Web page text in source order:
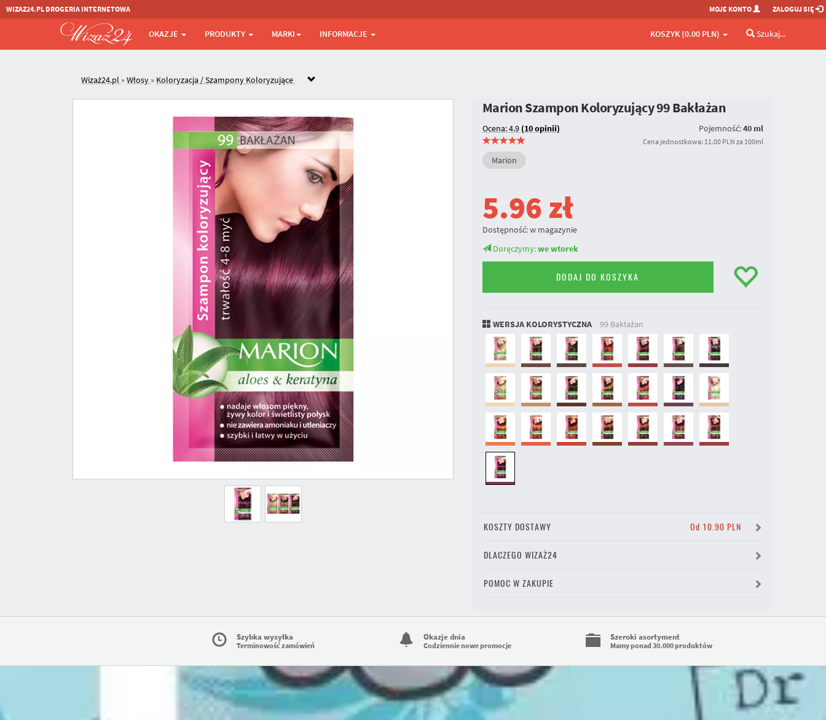
WIZAZ24.PL DROGERIA INTERNETOWA MOJE KONTO ZALOGUJ SIĘ
OKAZJE PRODUKTY MARKI INFORMACJE KOSZYK (0.00 PLN) Szukaj...
Wizaż24.pl »Włosy » Koloryzacja / Szampony Koloryzujące
Marion Szampon Koloryzujący99 Bakłażan
Ocena: 4.9 (10 opinii) Pojemność:40 ml
Cena jednostkowa: 11.00 PLN za 100ml
Marion
5.96 zł
Dostępność:w magazynie
Doręczymy:we wtorek
DODAJ DO KOSZYKA
WERSJA KOLORYSTYCZNA 99 Bakłażan
KOSZTY DOSTAWY Od 10.90 PLN
DLACZEGO WIZAŻ24
POMOC W ZAKUPIE
Szybka wysyłka
Terminowość zamówień
Okazje dnia
Codziennie nowe promocje
Szeroki asortyment
Mamy ponad 30.000 produktów